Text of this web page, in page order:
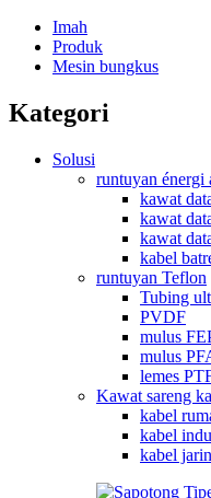
Imah
Produk
Mesin bungkus
Kategori
Solusi
runtuyan énergi
kawat
kawat
kawat
kabel
runtuyan Teflon
Tubing
PVDF
mulus
mulus
lemes
Kawat sareng
kabel
kabel
kabel